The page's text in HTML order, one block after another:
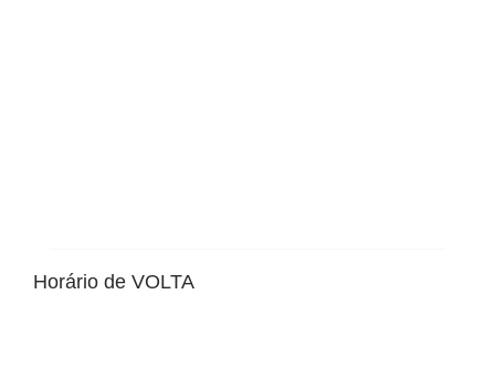
Horário de VOLTA